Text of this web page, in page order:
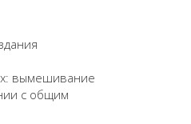
вымешивание
с общим